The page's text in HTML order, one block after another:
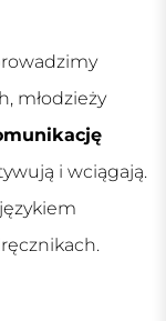
młodzieży
i wciągają.